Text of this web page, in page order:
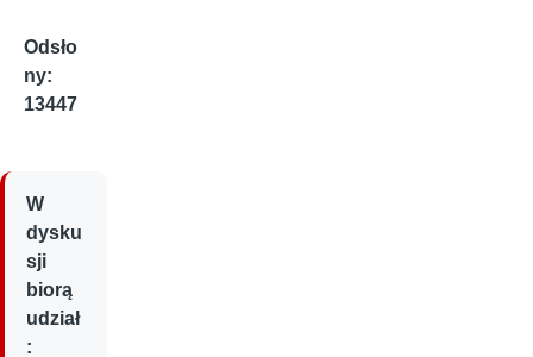
Odsło
ny:
13447
W
dysku
sji
biorą
udział
: